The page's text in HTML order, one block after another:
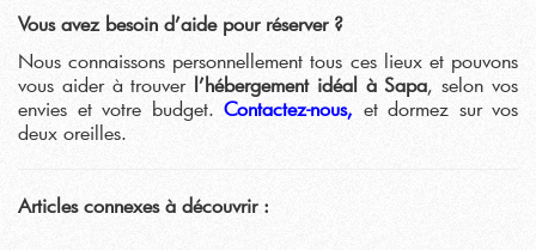
Vous avez besoin d’aide pour réserver ?
Nous connaissons personnellement tous ces lieux et pouvons
vous aider à trouver l’hébergement idéal à Sapa, selon vos
envies et votre budget. Contactez-nous, et dormez sur vos
deux oreilles.
Articles connexes à découvrir :